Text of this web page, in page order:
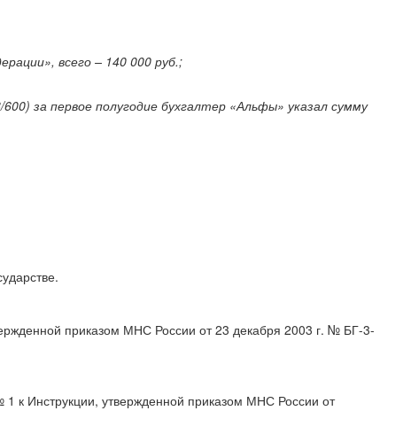
всего – 140 000 руб.;
за первое полугодие бухгалтер «Альфы» указал сумму
приказом МНС России от 23 декабря 2003 г. № БГ-3-
к Инструкции, утвержденной приказом МНС России от